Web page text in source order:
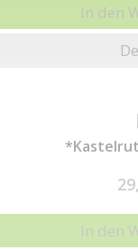
In den
In den